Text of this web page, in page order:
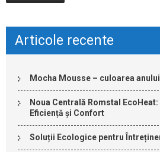
Articole recente
Mocha Mousse – culoarea
Noua Centrală Romstal
Eficiență și Confort
Soluții Ecologice pentru